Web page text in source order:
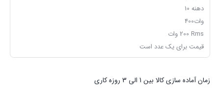
دهنه 10
وات400
قیمت برای یک عدد است
زمان آماده سازی کالا بین 1 الی 3 روزه کاری